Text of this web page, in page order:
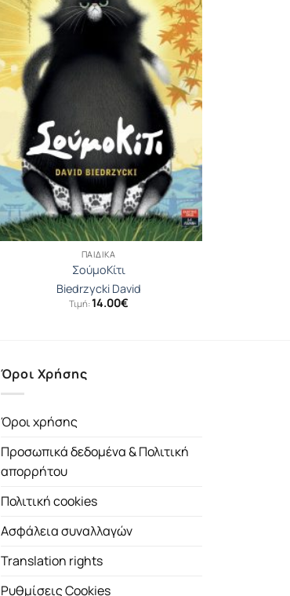
ΠΑΙΔΙΚΆ
ΣούμοΚίτι
Biedrzycki David
Τιμή:14.00€
Όροι Χρήσης
Όροι χρήσης
Προσωπικά δεδομένα & Πολιτική
απορρήτου
Πολιτική cookies
Ασφάλεια συναλλαγών
Translation rights
Ρυθμίσεις Cookies